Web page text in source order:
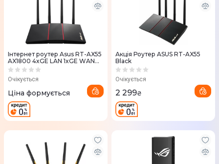
Iнтернет роутер Asus RT-AX55
AX1800 4xGE LAN 1xGE WAN
MU-MIMO OFDMA MESH
Очікується
Ціна формується
Акція Роутер ASUS RT-AX55
Black
Очікується
2 299₴